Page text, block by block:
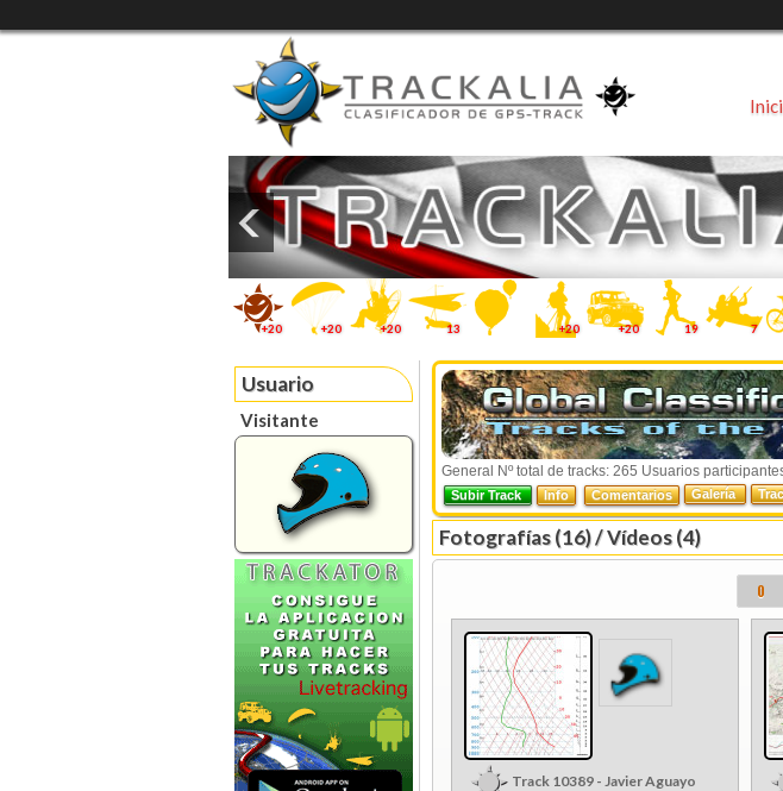
+20 +20 +20 13 +20 +20 19 7
Usuario
Visitante
General Nº total de tracks: 265 Usuarios
Subir Track Info Comentarios Galería
Fotografías (16) / Vídeos (4)
0
Track 10389 - Javier Aguayo